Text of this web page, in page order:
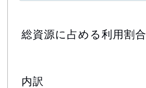
総資源に占める利用割合
内訳